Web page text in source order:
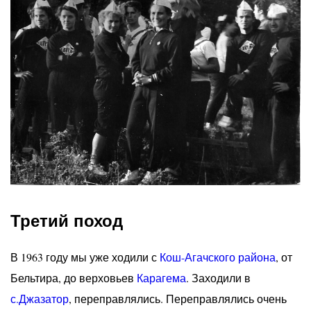
Третий поход
В 1963 году мы уже ходили с Кош-Агачского района, от
Бельтира, до верховьев Карагема. Заходили в
с.Джазатор, переправлялись. Переправлялись очень